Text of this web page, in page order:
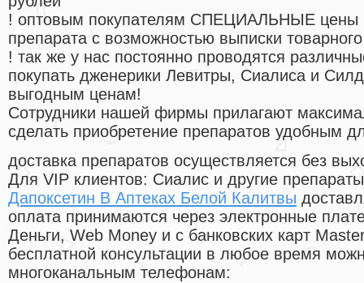
! оптовым покупателям СПЕЦИАЛЬНЫЕ цены
препарата с возможностью выписки
! так же у нас постоянно проводятся
покупать дженерики Левитры, Сиалиса и
выгодным ценам!
Cотрудники нашей фирмы прилагают
сделать приобретение препаратов удобным
доставка препаратов осуществляется без
Для VIP клиентов: Сиалис и другие
Дапоксетин В Аптеках Белой Калитвы
оплата принимаются через электронные
Деньги, Web Money и с банковских карт
бесплатной консультации в любое время
многоканальным телефонам: